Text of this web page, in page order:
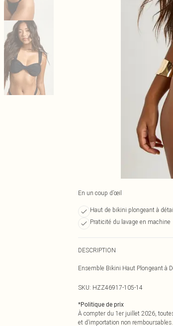
En un coup d’œil
Haut de bikini plongeant à
Praticité du lavage en machine
DESCRIPTION
Ensemble Bikini Haut Plongeant à
SKU: HZZ46917-105-14
*Politique de prix
À compter du 1er juillet 2026,
et d’importation non